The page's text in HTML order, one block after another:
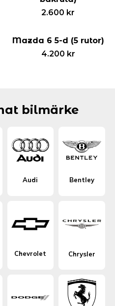
2.600 kr
Mazda 6 5-d (5 rutor)
4.200 kr
bilmärke
Audi Bentley
Chevrolet Chrysler